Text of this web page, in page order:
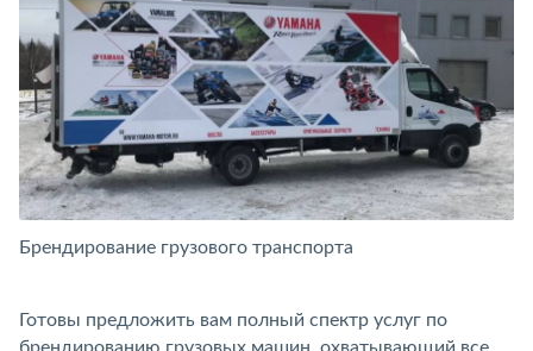
Брендирование грузового транспорта
Готовы предложить вам полный спектр услуг по